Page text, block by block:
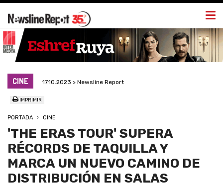
CINE 17.10.2023 > Newsline Report
IMPRIMIR
PORTADA CINE
'THE ERAS TOUR' SUPERA
RÉCORDS DE TAQUILLA Y
MARCA UN NUEVO CAMINO DE
DISTRIBUCIÓN EN SALAS